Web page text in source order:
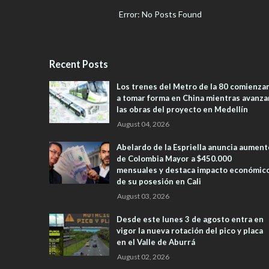
Error: No Posts Found
Recent Posts
Los trenes del Metro de la 80
a tomar forma en China mientras
las obras del proyecto en Medellín
August 04, 2026
Abelardo de la Espriella anuncia
de Colombia Mayor a $450.000
mensuales y destaca impacto
de su posesión en Cali
August 03, 2026
Desde este lunes 3 de agosto entra en
vigor la nueva rotación del pico y placa
en el Valle de Aburrá
August 02, 2026